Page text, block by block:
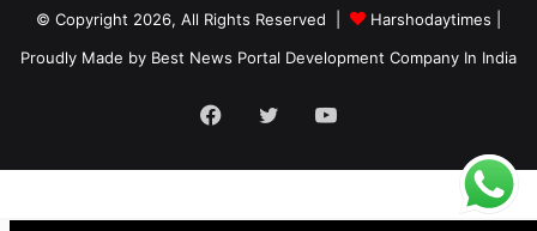
© Copyright 2026, All Rights Reserved | Harshodaytimes
Proudly Made by Best News Portal Development Company In India
Facebook
TwitterYouTube